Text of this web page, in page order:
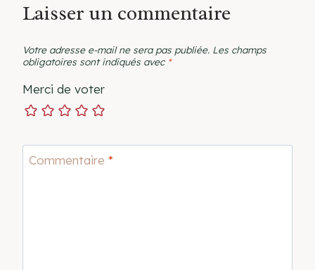
Laisser un commentaire
Votre adresse e-mail ne sera pas publiée. Les champs
obligatoires sont indiqués avec *
Merci de voter
Commentaire *